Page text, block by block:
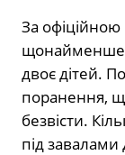
За
щонайменше
двоє дітей.
поранення,
безвісти.
під